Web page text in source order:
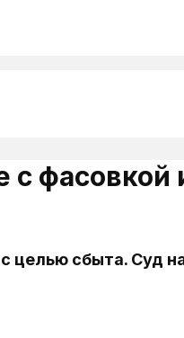
с фасовкой
целью сбыта. Суд